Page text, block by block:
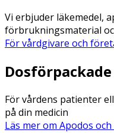
Vi erbjuder läkemedel,
förbrukningsmaterial
För vårdgivare och
För vårdens patienter
på din medicin
Läs mer om Apodos